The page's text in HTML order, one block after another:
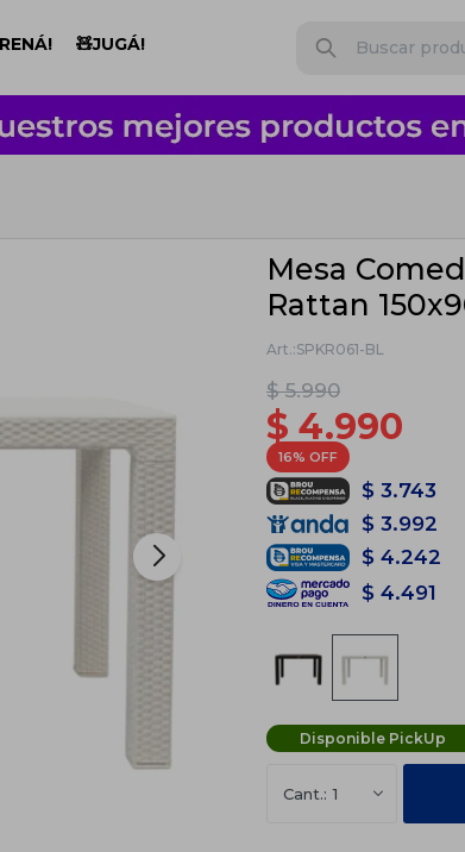
🧸JUGÁ!
Mesa
Rattan
SPKR061-BL
$ 5.990
$ 4.990
16
$ 3.743
$ 3.992
$ 4.242
$ 4.491
Disponible PickUp
1